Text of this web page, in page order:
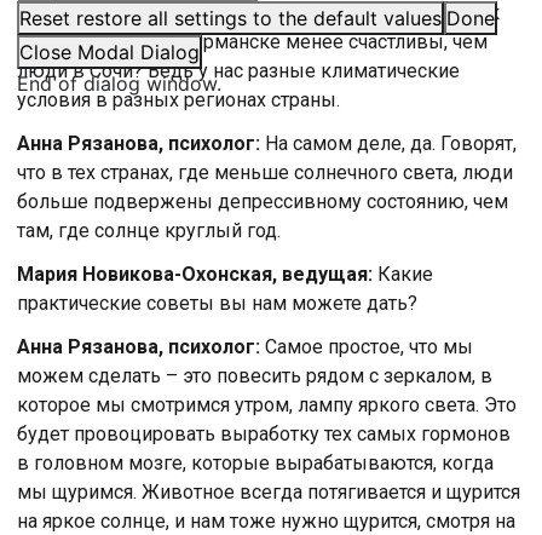
Reset restore all settings to the default values Done
Close Modal Dialog
End of dialog window.
Николай Растворцев, ведущий:Значит ли это, что, к
примеру, люди в Мурманске менее счастливы, чем
люди в Сочи? Ведь у нас разные климатические
условия в разных регионах страны.
Анна Рязанова, психолог: На самом деле, да. Говорят,
что в тех странах, где меньше солнечного света, люди
больше подвержены депрессивному состоянию, чем
там, где солнце круглый год.
Мария Новикова-Охонская, ведущая: Какие
практические советы вы нам можете дать?
Анна Рязанова, психолог: Самое простое, что мы
можем сделать – это повесить рядом с зеркалом, в
которое мы смотримся утром, лампу яркого света. Это
будет провоцировать выработку тех самых гормонов
в головном мозге, которые вырабатываются, когда
мы щуримся. Животное всегда потягивается и щурится
на яркое солнце, и нам тоже нужно щурится, смотря на